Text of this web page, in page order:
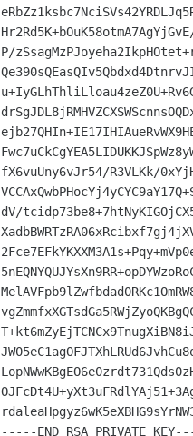
P/
fX6vuUny6vJr54/R3VLKk/
dV/